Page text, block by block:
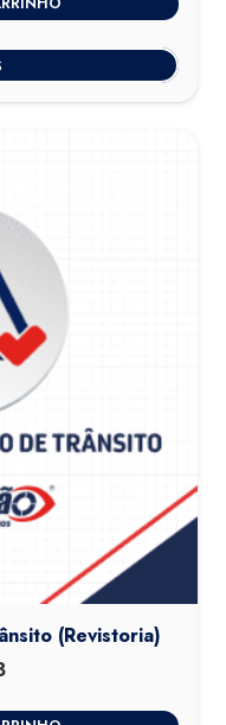
atual
é:
R$410,00.
(Revistoria)